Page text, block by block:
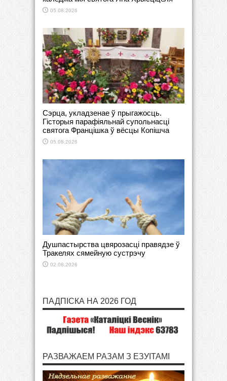
05.08.2026
Сэрца, укладзенае ў прыгажосць.
Гісторыя парафіяльнай супольнасці
святога Францішка ў вёсцы Копішча
05.08.2026
Душпастырства цвярозасці правядзе ў
Тракелях сямейную сустрэчу
02.08.2026
ПАДПІСКА НА 2026 ГОД
РАЗВАЖАЕМ РАЗАМ З ЕЗУІТАМІ